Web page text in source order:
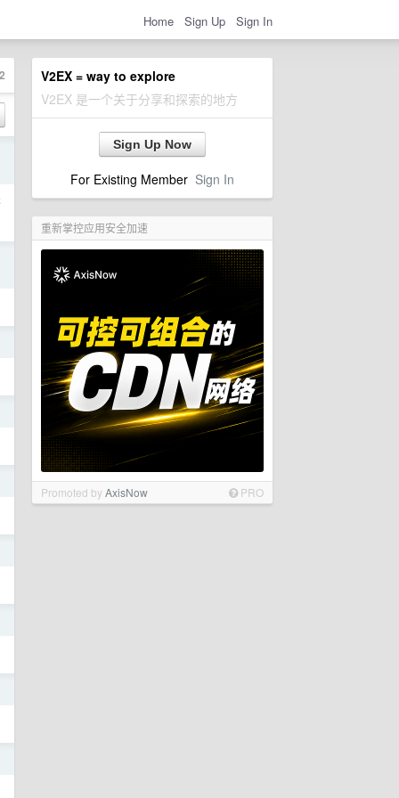
Home Sign Up Sign In
V2EX = way to explore
V2EX 是一个关于分享和探索的地方
Sign Up Now
For Existing Member Sign In
重新掌控应用安全加速
Promoted byAxisNow PRO